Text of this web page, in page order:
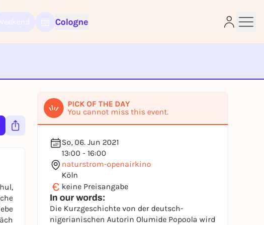
Cologne
PICK OF THE DAY
You cannot miss this event.
So, 06. Jun 2021
13:00 - 16:00
naturstrom-openairkino
Köln
€ keine Preisangabe
In our words:
Die Kurzgeschichte von der deutsch-
nigerianischen Autorin Olumide Popoola wird
away